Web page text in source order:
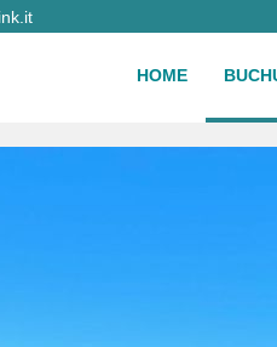
HOME